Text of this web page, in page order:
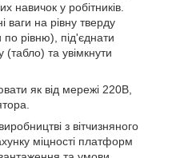
навичок у робітників.
ваги на рівну тверду
рівню), під'єднати
(табло) та увімкнути
як від мережі 220В,
з вітчизняного
міцності платформ